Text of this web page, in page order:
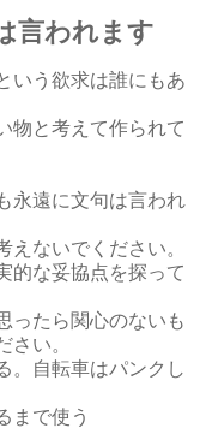
言われます
いう欲求は誰にもあ
物と考えて作られて
永遠に文句は言われ
えないでください。
的な妥協点を探って
ったら関心のないも
さい。
。自転車はパンクし
まで使う